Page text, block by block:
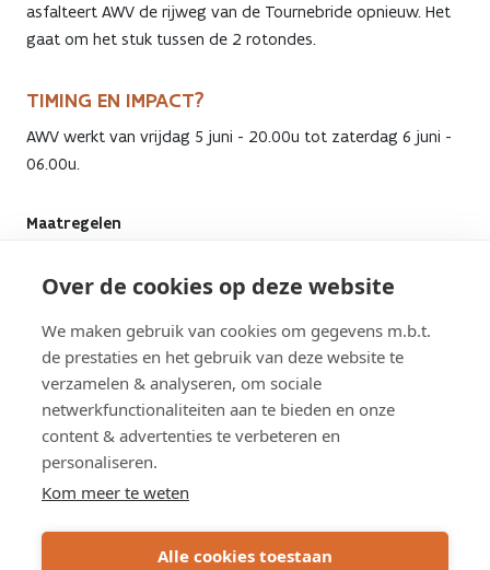
Over de cookies op deze website
We maken gebruik van cookies om gegevens m.b.t.
de prestaties en het gebruik van deze website te
verzamelen & analyseren, om sociale
netwerkfunctionaliteiten aan te bieden en onze
content & advertenties te verbeteren en
personaliseren.
Kom meer te weten
Alle cookies toestaan
asfalteert AWV de rijweg van de Tournebride opnieuw. Het
gaat om het stuk tussen de 2 rotondes.
TIMING EN IMPACT?
AWV werkt van vrijdag 5 juni - 20.00u tot zaterdag 6 juni -
06.00u.
Maatregelen
De rotondes zijn afgesloten voor alle verkeer.
de werfzone.
Doorgaand verkeer volgt in beide richtingen een
omleiding via de Maastrichterweg (N77) -
Daalbroekstraat - rotonde Rekem. Signalisatie is
voorzien.
Fietsers en voetgangers kunnen de werken veilig
passeren.